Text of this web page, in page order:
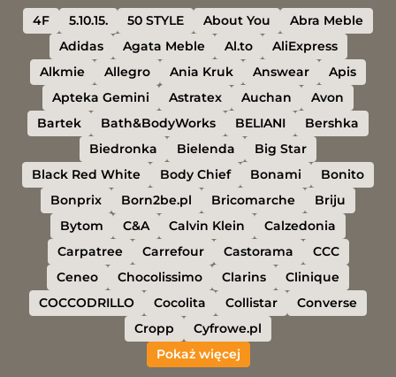
4F 5.10.15. 50 STYLE About You
Abra Meble
Adidas
Agata Meble Al.to
AliExpress
Alkmie
Allegro Ania Kruk Answear
Apis
Apteka Gemini
Astratex Auchan
Avon
Bartek
Bath&BodyWorks BELIANI
Bershka
Biedronka
Bielenda
Big Star
Black Red White
Body Chief Bonami
Bonito
Bonprix
Born2be.pl Bricomarche
Briju
Bytom
C&A Calvin Klein
Calzedonia
Carpatree
Carrefour Castorama
CCC
Ceneo
Chocolissimo Clarins
Clinique
COCCODRILLO
Cocolita Collistar
Converse
Cropp
Cyfrowe.pl
Pokaż więcej